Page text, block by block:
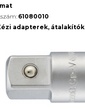
61080010
adapterek, átalakítók